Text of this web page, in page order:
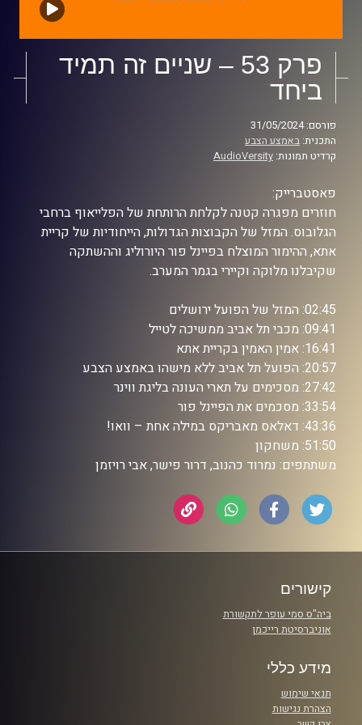
פרק 53 – שניים זה תמיד
ביחד
פורסם: 31/05/2024
התכנית: באמצע הצבע
קרדיט תמונות: AudioVersity
פאסטברייק:
חוזרים מפגרה קטנה לקלחת הרותחת של הפלייאוף ברחבי
הגלובוס. המזל של הקבוצות הגדולות, הייחודיות של קריית
אתא, ההימור המוצלח בפיינל פור היורוליג וההשתקה
שקיבלנו מלוקה וקיירי בגמר המערב.
02:45: המזל של הפועל ירושלים
09:41: מכבי תל אביב ממשיכה לטייל
16:41: אמין האמין בקריית אתא
20:57: הפועל תל אביב ללא מישהו באמצע הצבע
27:42: מסכימים על תארי העונה בליגת ווינר
33:54: מסכמים את הפיינל פור
43:36: דאלאס מאבריקס במילה אחת – וואו!
51:50: משחקון
משתתפים: נמרוד כהנוב, דרור פישר, אבי רויזמן
קישורים
ביה"ס סמי עופר לתקשורת
אוניברסיטת רייכמן
מידע כללי
תנאי שימוש
הצהרת נגישות